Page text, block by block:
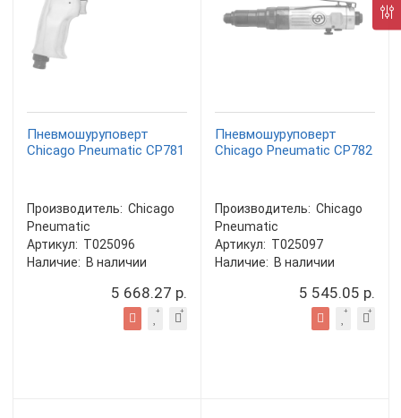
Пневмошуруповерт
Chicago Pneumatic CP781
Производитель: Chicago
Pneumatic
Артикул: T025096
Наличие: В наличии
5 668.27 р.
Пневмошуруповерт
Chicago Pneumatic CP782
Производитель: Chicago
Pneumatic
Артикул: T025097
Наличие: В наличии
5 545.05 р.